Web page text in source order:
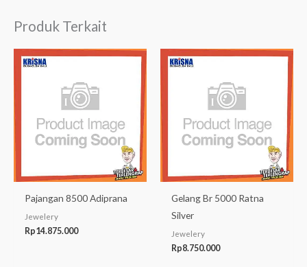
Produk Terkait
Pajangan 8500 Adiprana
Jewelery
Rp14.875.000
Gelang Br 5000 Ratna
Silver
Jewelery
Rp8.750.000